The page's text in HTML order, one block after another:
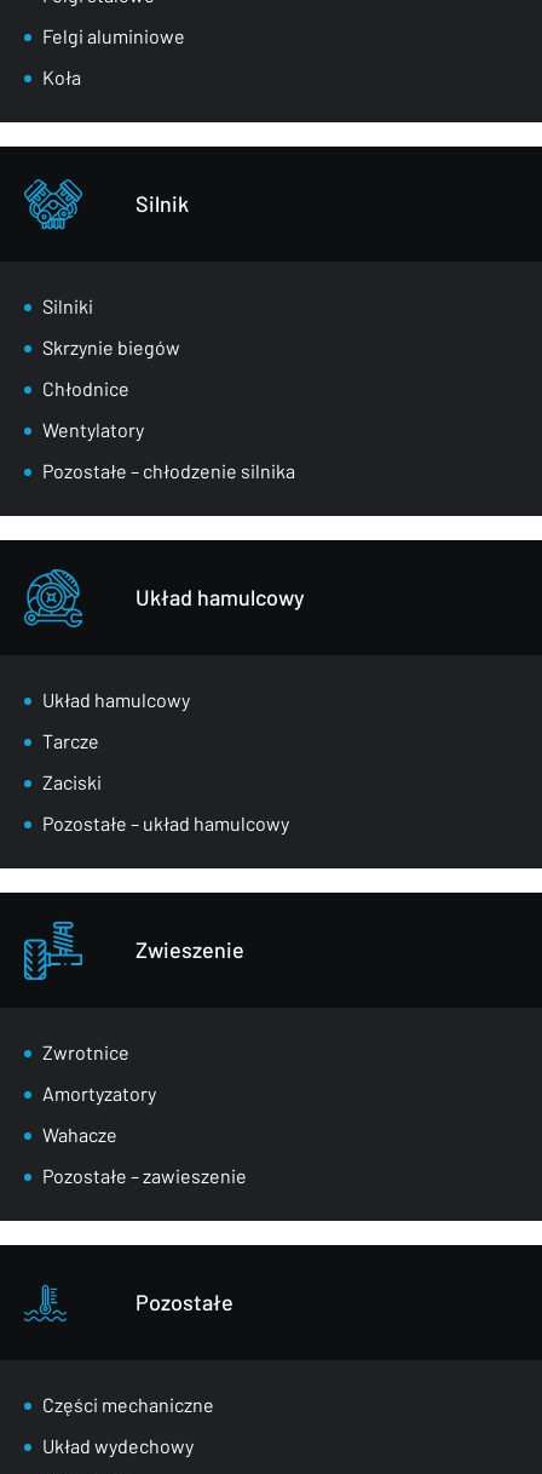
Nadkola
Pasy przednie
Zderzaki
Pozostałe – części karoserii
Felgi aluminiowe
Koła
Silnik
Silniki
Skrzynie biegów
Chłodnice
Wentylatory
Pozostałe – chłodzenie silnika
Układ hamulcowy
Układ hamulcowy
Tarcze
Zaciski
Pozostałe – układ hamulcowy
Zwieszenie
Zwrotnice
Amortyzatory
Wahacze
Pozostałe – zawieszenie
Pozostałe
Części mechaniczne
Układ wydechowy